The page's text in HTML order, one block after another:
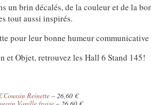
brin décalés, de la couleur et de la
tout aussi inspirés.
pour leur bonne humeur communicative
et Objet, retrouvez les Hall 6 Stand 145!
Coussin Reinette– 26,60 €